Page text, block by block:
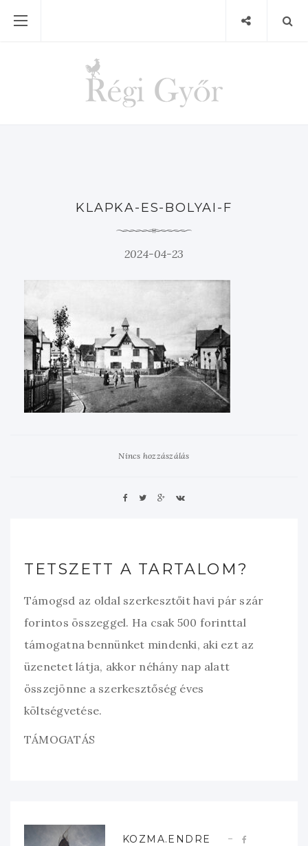
KLAPKA-ES-BOLYAI-F
2024-04-23
Nincs hozzászálás
TETSZETT A TARTALOM?
Támogsd az oldal szerkesztőit havi pár szár
forintos összeggel. Ha csak 500 forinttal
támogatna bennünket mindenki, aki ezt az
üzenetet látja, akkor néhány nap alatt
összejönne a szerkesztőség éves
költségvetése.
TÁMOGATÁS
KOZMA.ENDRE